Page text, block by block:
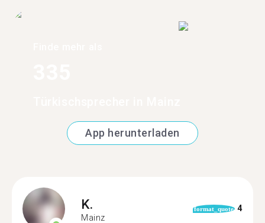
App herunterladen
K.
Mainz
format_quote 4